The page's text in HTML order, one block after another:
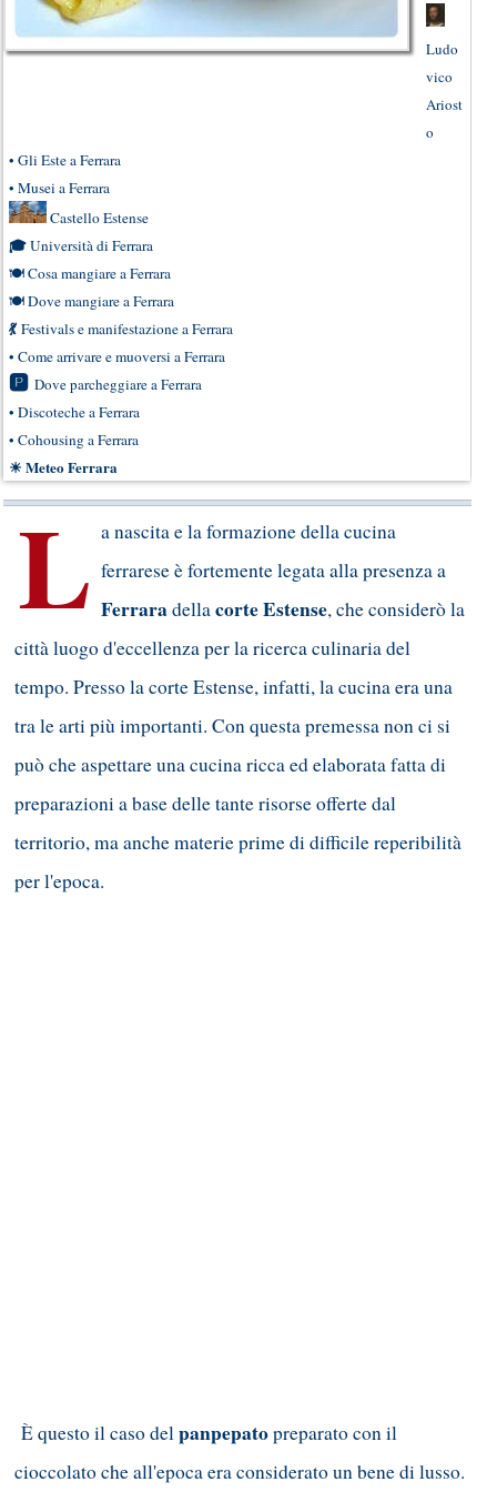
Ludo
vico
Ariost
o
• Gli Este a Ferrara
• Musei a Ferrara
Castello Estense
🎓Università di Ferrara
🍽Cosa mangiare a Ferrara
🍽Dove mangiare a Ferrara
💃 Festivals e manifestazione a Ferrara
• Come arrivare e muoversi a Ferrara
🅿 Dove parcheggiare a Ferrara
• Discoteche a Ferrara
• Cohousing a Ferrara
☀ Meteo Ferrara
L a nascita e la formazione della cucina
ferrarese è fortemente legata alla presenza a
Ferraradellacorte Estense, che considerò la
città luogo d'eccellenza per la ricerca culinaria del
tempo. Presso la corte Estense, infatti, la cucina era una
tra le arti più importanti. Con questa premessa non ci si
può che aspettare una cucina ricca ed elaborata fatta di
preparazioni a base delle tante risorse offerte dal
territorio, ma anche materie prime di difficile reperibilità
per l'epoca.
È questo il caso del panpepatopreparato con il
cioccolato che all'epoca era considerato un bene di lusso.